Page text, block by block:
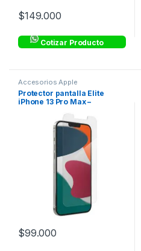
$149.000
Cotizar Producto
Accesorios Apple
Protector pantalla Elite
iPhone 13 Pro Max –
$99.000